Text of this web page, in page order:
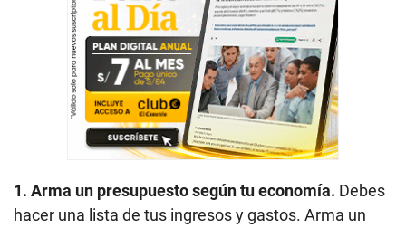
1. Arma un presupuesto según tu economía. Debes
hacer una lista de tus ingresos y gastos. Arma un